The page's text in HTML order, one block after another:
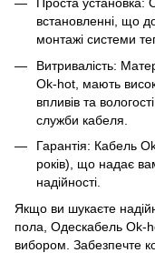
Проста
встановленні, що
монтажі системи
Витривалість:
Ok-hot, мають
впливів та
служби кабеля.
Гарантія: Кабель
років), що надає
надійності.
Якщо ви шукаєте
пола, Одескабель Ok-
вибором. Забезпечте